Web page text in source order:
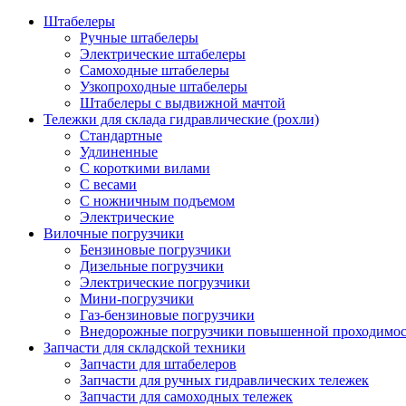
Штабелеры
Ручные штабелеры
Электрические штабелеры
Самоходные штабелеры
Узкопроходные штабелеры
Штабелеры с выдвижной мачтой
Тележки для склада гидравлические (рохли)
Стандартные
Удлиненные
С короткими вилами
С весами
С ножничным подъемом
Электрические
Вилочные погрузчики
Бензиновые погрузчики
Дизельные погрузчики
Электрические погрузчики
Мини-погрузчики
Газ-бензиновые погрузчики
Внедорожные погрузчики повышенной
Запчасти для складской техники
Запчасти для штабелеров
Запчасти для ручных гидравлических тележек
Запчасти для самоходных тележек